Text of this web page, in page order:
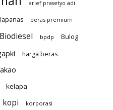
arief prasetyo adi
beras premium
Biodiesel bpdp Bulog
harga beras
kelapa
kopi korporasi